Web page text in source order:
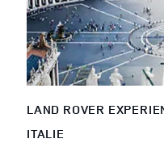
LAND ROVER
ITALIE